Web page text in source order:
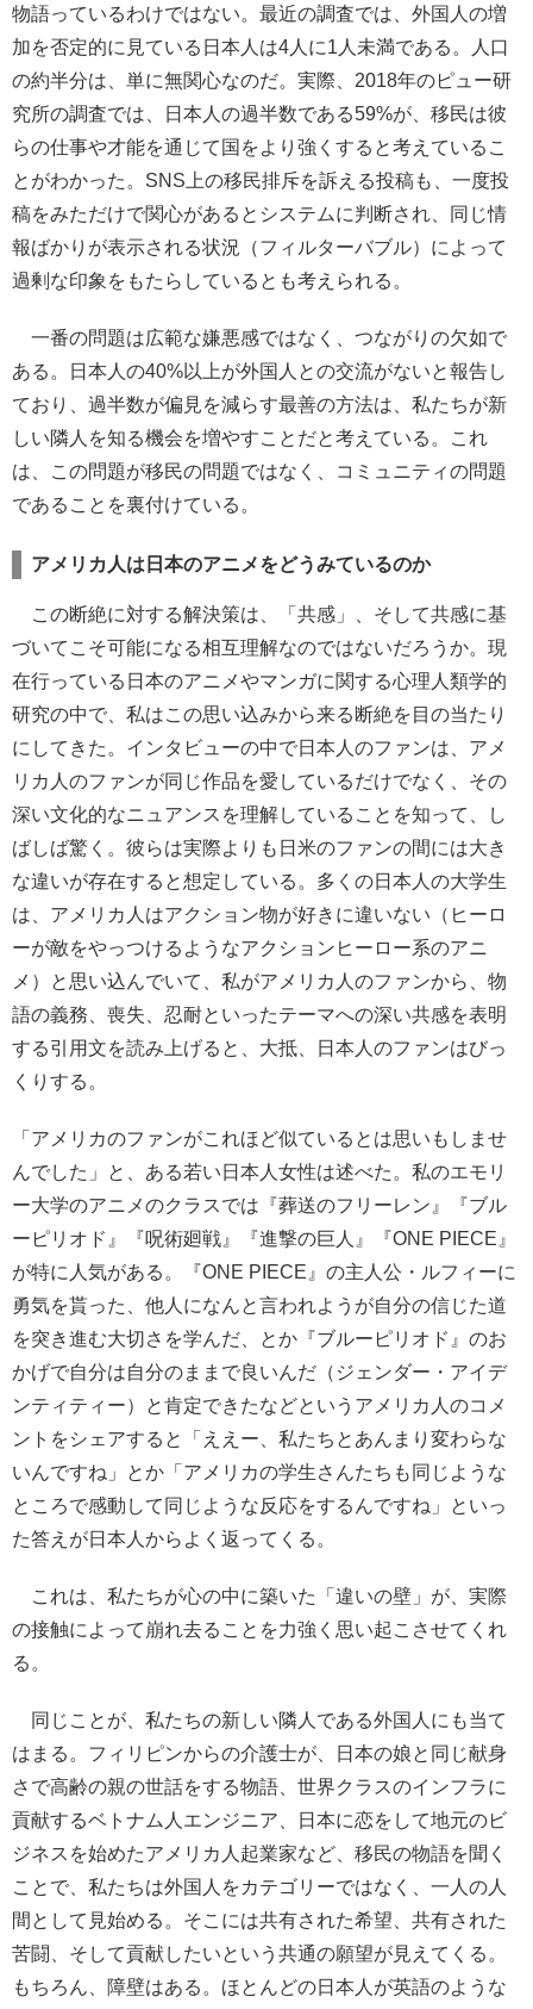
物語っているわけではない。最近の調査では、外国人の増
加を否定的に見ている日本人は4人に1人未満である。人口
の約半分は、単に無関心なのだ。実際、2018年のピュー研
究所の調査では、日本人の過半数である59%が、移民は彼
らの仕事や才能を通じて国をより強くすると考えているこ
とがわかった。SNS上の移民排斥を訴える投稿も、一度投
稿をみただけで関心があるとシステムに判断され、同じ情
報ばかりが表示される状況（フィルターバブル）によって
過剰な印象をもたらしているとも考えられる。
一番の問題は広範な嫌悪感ではなく、つながりの欠如で
ある。日本人の40%以上が外国人との交流がないと報告し
ており、過半数が偏見を減らす最善の方法は、私たちが新
しい隣人を知る機会を増やすことだと考えている。これ
は、この問題が移民の問題ではなく、コミュニティの問題
であることを裏付けている。
アメリカ人は日本のアニメをどうみているのか
この断絶に対する解決策は、「共感」、そして共感に基
づいてこそ可能になる相互理解なのではないだろうか。現
在行っている日本のアニメやマンガに関する心理人類学的
研究の中で、私はこの思い込みから来る断絶を目の当たり
にしてきた。インタビューの中で日本人のファンは、アメ
リカ人のファンが同じ作品を愛しているだけでなく、その
深い文化的なニュアンスを理解していることを知って、し
ばしば驚く。彼らは実際よりも日米のファンの間には大き
な違いが存在すると想定している。多くの日本人の大学生
は、アメリカ人はアクション物が好きに違いない（ヒーロ
ーが敵をやっつけるようなアクションヒーロー系のアニ
メ）と思い込んでいて、私がアメリカ人のファンから、物
語の義務、喪失、忍耐といったテーマへの深い共感を表明
する引用文を読み上げると、大抵、日本人のファンはびっ
くりする。
「アメリカのファンがこれほど似ているとは思いもしませ
んでした」と、ある若い日本人女性は述べた。私のエモリ
ー大学のアニメのクラスでは『葬送のフリーレン』『ブル
ーピリオド』『呪術廻戦』『進撃の巨人』『ONE PIECE』
が特に人気がある。『ONE PIECE』の主人公・ルフィーに
勇気を貰った、他人になんと言われようが自分の信じた道
を突き進む大切さを学んだ、とか『ブルーピリオド』のお
かげで自分は自分のままで良いんだ（ジェンダー・アイデ
ンティティー）と肯定できたなどというアメリカ人のコメ
ントをシェアすると「ええー、私たちとあんまり変わらな
いんですね」とか「アメリカの学生さんたちも同じような
ところで感動して同じような反応をするんですね」といっ
た答えが日本人からよく返ってくる。
これは、私たちが心の中に築いた「違いの壁」が、実際
の接触によって崩れ去ることを力強く思い起こさせてくれ
る。
同じことが、私たちの新しい隣人である外国人にも当て
はまる。フィリピンからの介護士が、日本の娘と同じ献身
さで高齢の親の世話をする物語、世界クラスのインフラに
貢献するベトナム人エンジニア、日本に恋をして地元のビ
ジネスを始めたアメリカ人起業家など、移民の物語を聞く
ことで、私たちは外国人をカテゴリーではなく、一人の人
間として見始める。そこには共有された希望、共有された
苦闘、そして貢献したいという共通の願望が見えてくる。
もちろん、障壁はある。ほとんどの日本人が英語のような